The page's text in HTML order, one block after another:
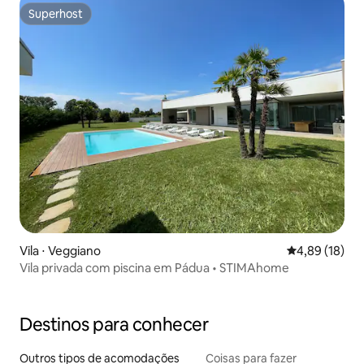
Superhost
Superhost
Vila ⋅ Veggiano 4,89 de uma
4,89 (18)
Vila privada com piscina em Pádua • STIMAhome
Destinos para conhecer
Outros tipos de acomodações Coisas para fazer